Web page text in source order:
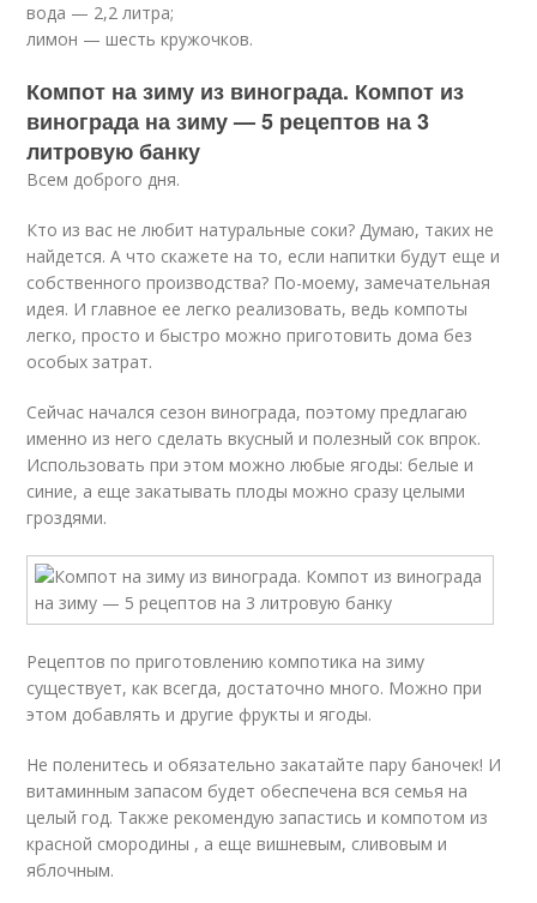
вода — 2,2 литра;
лимон — шесть кружочков.
Компот на зиму из винограда. Компот из
винограда на зиму — 5 рецептов на 3
литровую банку
Всем доброго дня.
Кто из вас не любит натуральные соки? Думаю, таких не
найдется. А что скажете на то, если напитки будут еще и
собственного производства? По-моему, замечательная
идея. И главное ее легко реализовать, ведь компоты
легко, просто и быстро можно приготовить дома без
особых затрат.
Сейчас начался сезон винограда, поэтому предлагаю
именно из него сделать вкусный и полезный сок впрок.
Использовать при этом можно любые ягоды: белые и
синие, а еще закатывать плоды можно сразу целыми
гроздями.
Рецептов по приготовлению компотика на зиму
существует, как всегда, достаточно много. Можно при
этом добавлять и другие фрукты и ягоды.
Не поленитесь и обязательно закатайте пару баночек! И
витаминным запасом будет обеспечена вся семья на
целый год. Также рекомендую запастись и компотом из
красной смородины , а еще вишневым, сливовым и
яблочным.